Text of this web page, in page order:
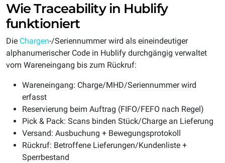
Wie Traceability in Hublify
funktioniert
Die Chargen-/Seriennummer wird als eineindeutiger
alphanumerischer Code in Hublify durchgängig verwaltet
vom Wareneingang bis zum Rückruf:
Wareneingang: Charge/MHD/Seriennummer wird
erfasst
Reservierung beim Auftrag (FIFO/FEFO nach Regel)
Pick & Pack: Scans binden Stück/Charge an Lieferung
Versand: Ausbuchung + Bewegungsprotokoll
Rückruf: Betroffene Lieferungen/Kundenliste +
Sperrbestand